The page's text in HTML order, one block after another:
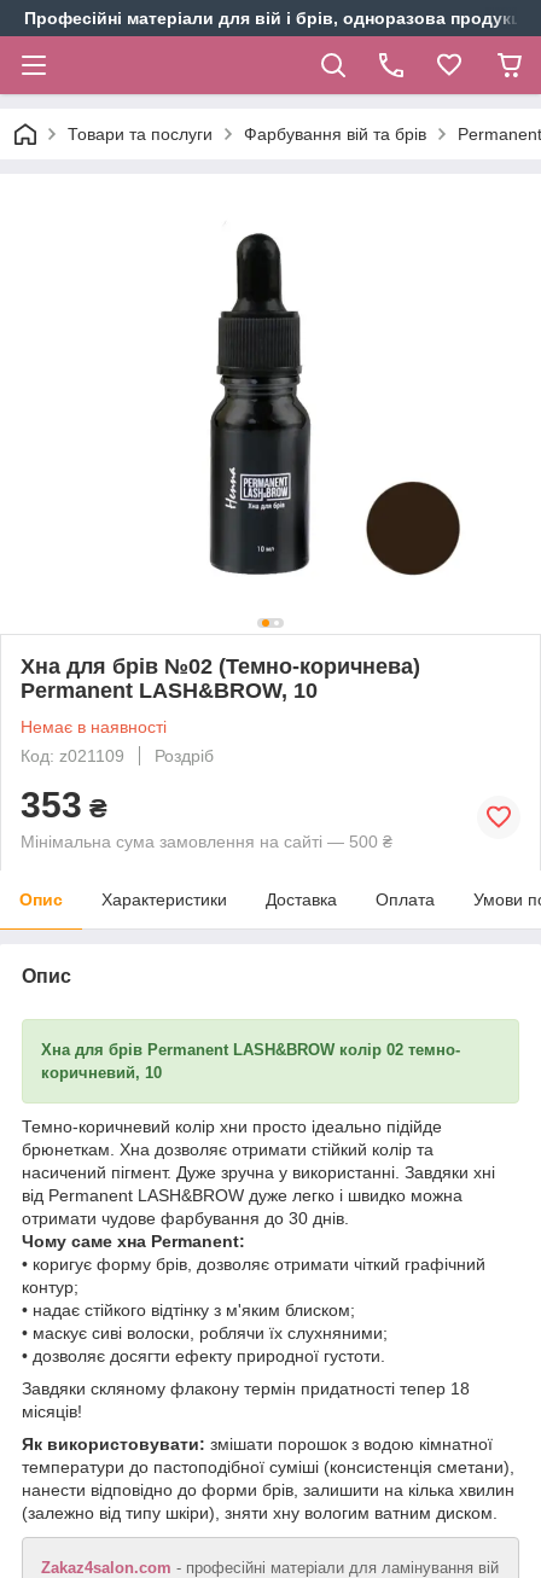
Професійні матеріали для вій і брів, одноразова продукція
Товари та послуги Фарбування вій та брів
Хна для брів №02 (Темно-коричнева)
Permanent LASH&BROW, 10
Немає в наявності
Код: z021109
Роздріб
353 ₴
Мінімальна сума замовлення на сайті — 500 ₴
Опис Характеристики Доставка Оплата Умови
Опис
Хна для брів Permanent LASH&BROW колір 02 темно-
коричневий, 10
Темно-коричневий колір хни просто ідеально підійде
брюнеткам. Хна дозволяє отримати стійкий колір та
насичений пігмент. Дуже зручна у використанні. Завдяки хні
від Permanent LASH&BROW дуже легко і швидко можна
отримати чудове фарбування до 30 днів.
Чому саме хна Permanent:
• коригує форму брів, дозволяє отримати чіткий графічний
контур;
• надає стійкого відтінку з м'яким блиском;
• маскує сиві волоски, роблячи їх слухняними;
• дозволяє досягти ефекту природної густоти.
Завдяки скляному флакону термін придатності тепер 18
місяців!
Як використовувати: змішати порошок з водою кімнатної
температури до пастоподібної суміші (консистенція сметани),
нанести відповідно до форми брів, залишити на кілька хвилин
(залежно від типу шкіри), зняти хну вологим ватним диском.
Zakaz4salon.com - професійні матеріали для ламінування вій